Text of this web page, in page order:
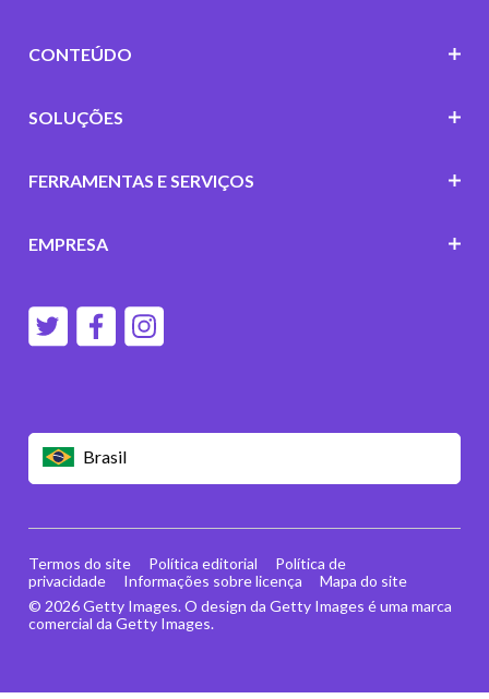
Brasil
CONTEÚDO
SOLUÇÕES
FERRAMENTAS E SERVIÇOS
EMPRESA
© 2026 Getty Images. O design da Getty Images é uma marca
comercial da Getty Images.
Termos do site Política editorial
Política de
privacidade
Informações sobre licença Mapa do site